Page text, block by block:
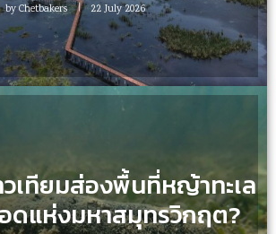
byChetbakers 22 July 2026
เทียมส่องพื้นที่หญ้าทะเล
ดแห่งมหาสมุทรวิกฤต?